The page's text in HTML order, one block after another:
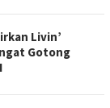
Livin’
Gotong